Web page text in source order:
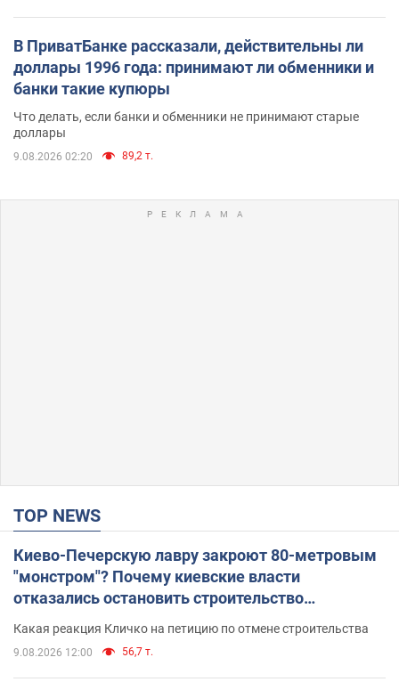
В ПриватБанке рассказали, действительны ли
доллары 1996 года: принимают ли обменники и
банки такие купюры
Что делать, если банки и обменники не принимают старые
доллары
9.08.2026 02:20 89,2 т.
TOP NEWS
Киево-Печерскую лавру закроют 80-метровым
"монстром"? Почему киевские власти
отказались остановить строительство
небоскреба "московского верующего"
Какая реакция Кличко на петицию по отмене строительства
9.08.2026 12:00 56,7 т.